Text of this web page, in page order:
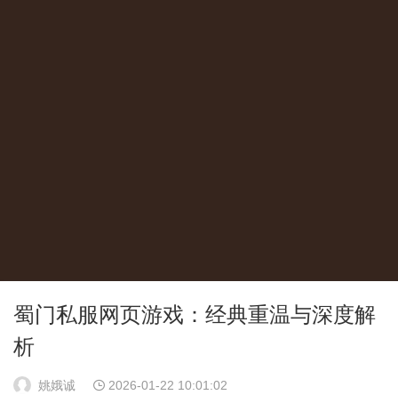
蜀门私服网页游戏：经典重温与深度解
析
姚娥诚 2026-01-22 10:01:02